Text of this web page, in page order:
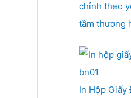
chỉnh theo
tầm thương
In Hộp Giấy